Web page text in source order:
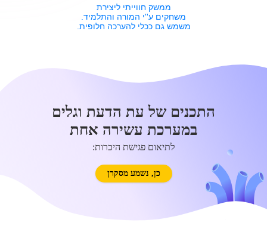
ממשק חווייתי ליצירת
משחקים ע''י המורה והתלמיד.
משמש גם ככלי להערכה חלופית.
התכנים של עת הדעת וגלים
במערכת עשירה אחת
לתיאום פגישת היכרות:
כן, נשמע מסקרן